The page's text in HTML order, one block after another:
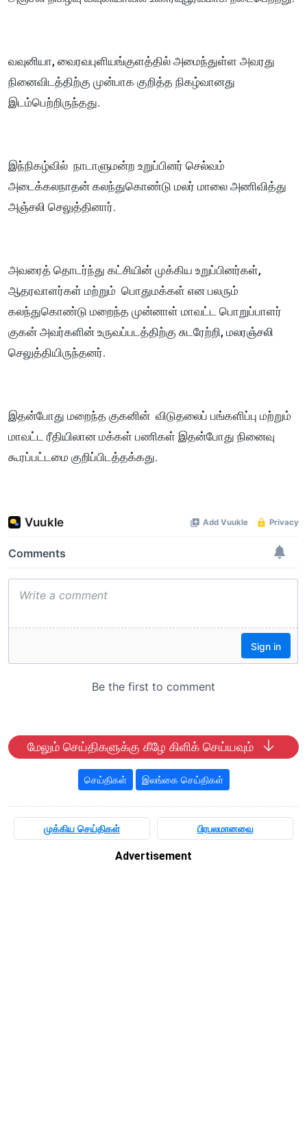
வவுனியா, வைரவபுளியங்குளத்தில் அமைந்துள்ள அவரது
நினைவிடத்திற்கு முன்பாக குறித்த நிகழ்வானது
இடம்பெற்றிருந்தது.
இந்நிகழ்வில் நாடாளுமன்ற உறுப்பினர் செல்வம்
அடைக்கலநாதன் கலந்துகொண்டு மலர் மாலை அணிவித்து
அஞ்சலி செலுத்தினார்.
அவரைத் தொடர்ந்து கட்சியின் முக்கிய உறுப்பினர்கள்,
ஆதரவாளர்கள் மற்றும் பொதுமக்கள் என பலரும்
கலந்துகொண்டு மறைந்த முன்னாள் மாவட்ட பொறுப்பாளர்
குகன் அவர்களின் உருவப்படத்திற்கு சுடரேற்றி, மலரஞ்சலி
செலுத்தியிருந்தனர்.
இதன்போது மறைந்த குகனின் விடுதலைப் பங்களிப்பு மற்றும்
மாவட்ட ரீதியிலான மக்கள் பணிகள் இதன்போது நினைவு
கூரப்பட்டமை குறிப்பிடத்தக்கது.
மேலும் செய்திகளுக்கு கீழே கிளிக் செய்யவும்
செய்திகள் இலங்கை செய்திகள்
முக்கிய செய்திகள் பிரபலமானவை
Advertisement